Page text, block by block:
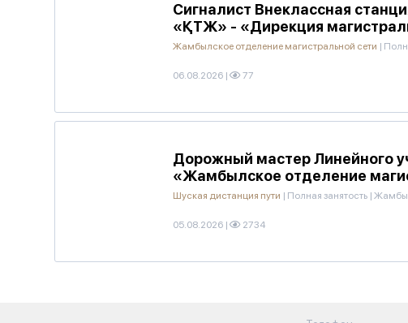
Сигналист Внеклассная
«ҚТЖ» - «Дирекция
Жамбылское отделение магистральной сети |
06.08.2026 | 77
Дорожный мастер Линейного
«Жамбылское отделение
Шуская дистанция пути | Полная занятость |
05.08.2026 | 2734